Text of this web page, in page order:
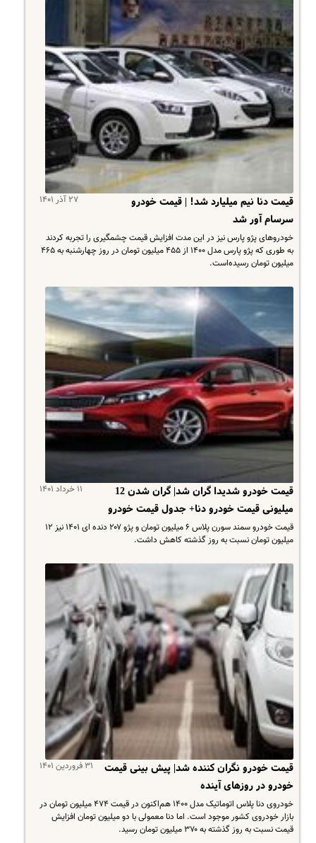
۲۷ آذر ۱۴۰۱
قیمت دنا نیم میلیارد شد! | قیمت خودرو
سرسام آور شد
خودروهای پژو پارس نیز در این مدت افزایش قیمت چشمگیری را تجربه کردند
به طوری که پژو پارس مدل ۱۴۰۰ از ۴۵۵ میلیون تومان در روز چهارشنبه به ۴۶۵
میلیون تومان رسیده‌است.
۱۱ خرداد ۱۴۰۱
قیمت خودرو شدیدا گران شد| گران شدن 12
میلیونی قیمت خودرو دنا+ جدول قیمت خودرو
قیمت خودرو سمند سورن پلاس ۶ میلیون تومان و پژو ۲۰۷ دنده ای ۱۴۰۱ نیز ۱۲
میلیون تومان نسبت به روز گذشته کاهش داشت.
۳۱ فروردین ۱۴۰۱
قیمت خودرو نگران کننده شد| پیش بینی قیمت
خودرو در روزهای آینده
خودروی دنا پلاس اتوماتیک مدل ۱۴۰۰ هم‌اکنون در قیمت ۴۷۴ میلیون تومان در
بازار خودروی کشور موجود است. اما دنا معمولی با دو میلیون تومان افزایش
قیمت نسبت به روز گذشته به ۳۷۰ میلیون تومان رسید.